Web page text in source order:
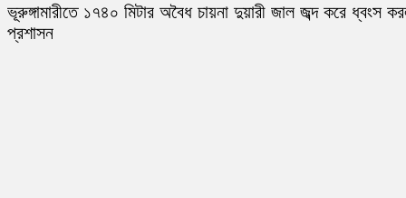
ভূরুঙ্গামারীতে ১৭৪০ মিটার অবৈধ চায়না দুয়ারী জাল জব্দ করে ধ্বংস
প্রশাসন